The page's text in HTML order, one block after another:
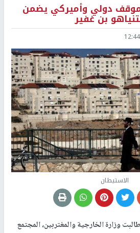
دولي وأميركي يضمن
بن غفير
الاستيطان
طالبت وزارة الخارجية والمغتربين، المجتمع